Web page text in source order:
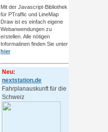
Mit der Javascript-Bibliothek
für PTraffic und LineMap
Draw ist es einfach eigene
Webanwendungen zu
erstellen. Alle nötigen
Informatinen finden Sie unter
hier
Neu:
nextstation.de
Fahrplanauskunft für die
Schweiz